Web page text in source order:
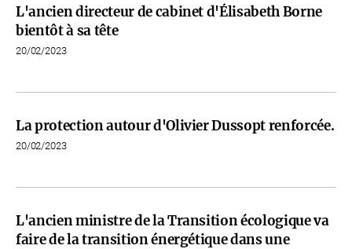
L'ancien directeur de cabinet d'Élisabeth Borne
bientôt à sa tête
20/02/2023
La protection autour d'Olivier Dussopt renforcée.
20/02/2023
L'ancien ministre de la Transition écologique va
faire de la transition énergétique dans une